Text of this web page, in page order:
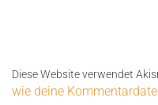
Diese Website verwendet
wie deine